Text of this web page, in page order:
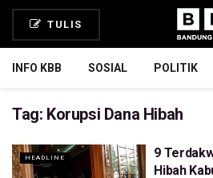
TULIS
INFO KBB SOSIAL POLITIK
Tag: Korupsi Dana Hibah
HEADLINE
9
Hibah